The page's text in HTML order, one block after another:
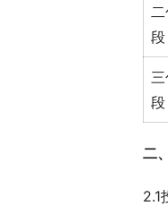
段
段
二
2.1